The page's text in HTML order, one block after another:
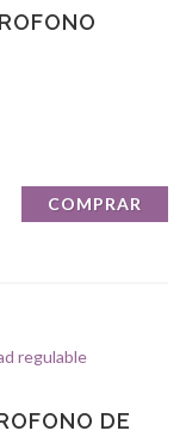
COMPRAR
DE